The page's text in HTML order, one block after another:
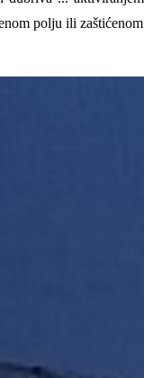
polju ili